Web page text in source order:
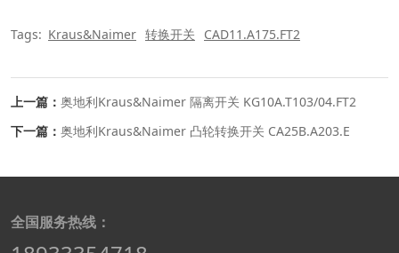
Tags: Kraus&Naimer 转换开关 CAD11.A175.FT2
上一篇： 奥地利Kraus&Naimer 隔离开关 KG10A.T103/04.FT2
下一篇： 奥地利Kraus&Naimer 凸轮转换开关 CA25B.A203.E
全国服务热线：